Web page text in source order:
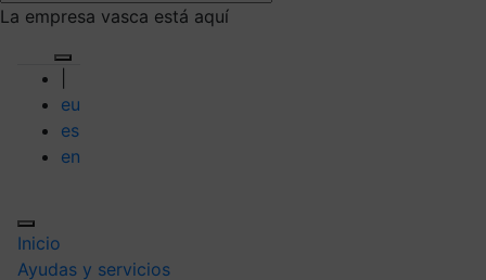
La empresa vasca está aquí
eu
es
en
Inicio
Ayudas y servicios